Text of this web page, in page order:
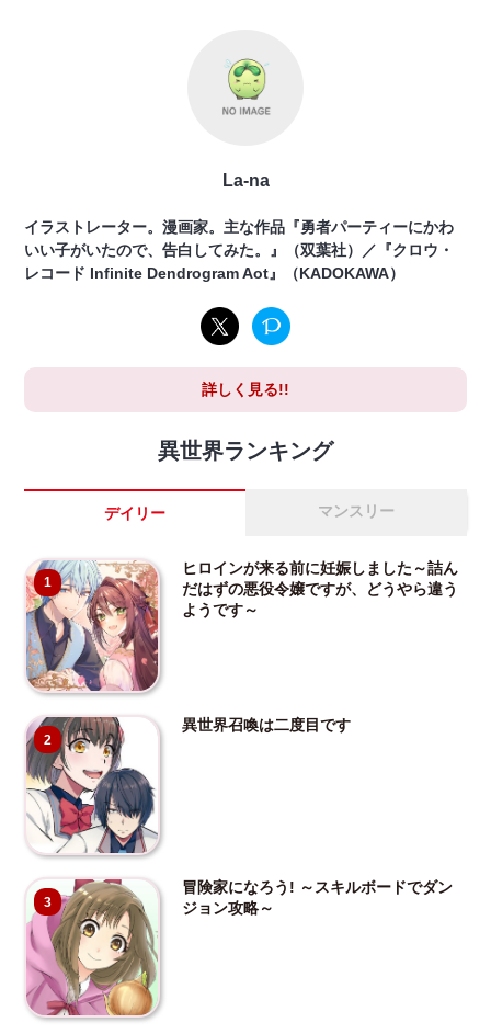
La-na
イラストレーター。漫画家。主な作品『勇者パーティーにかわ
いい子がいたので、告白してみた。』（双葉社）／『クロウ・
レコード Infinite Dendrogram Aot』（KADOKAWA）
詳しく見る!!
異世界ランキング
デイリー マンスリー
1
ヒロインが来る前に妊娠しました～詰ん
だはずの悪役令嬢ですが、どうやら違う
ようです～
2
異世界召喚は二度目です
3
冒険家になろう! ～スキルボードでダン
ジョン攻略～